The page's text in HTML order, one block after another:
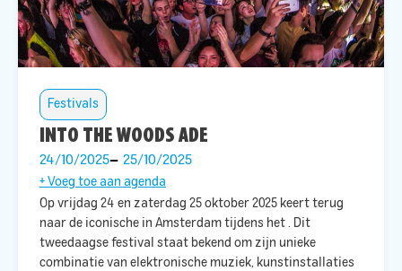
Festivals
INTO THE WOODS ADE
24/10/2025 25/10/2025
+ Voeg toe aan agenda
Op vrijdag 24 en zaterdag 25 oktober 2025 keert terug
naar de iconische in Amsterdam tijdens het . Dit
tweedaagse festival staat bekend om zijn unieke
combinatie van elektronische muziek, kunstinstallaties